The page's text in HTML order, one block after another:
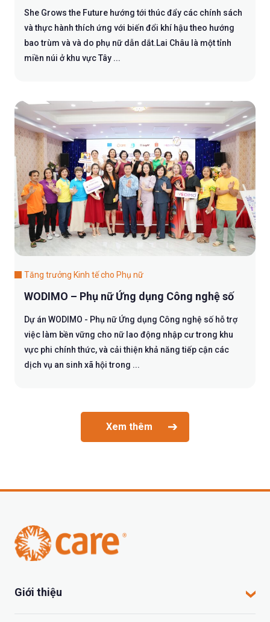
She Grows the Future hướng tới thúc đẩy các chính sách
và thực hành thích ứng với biến đổi khí hậu theo hướng
bao trùm và và do phụ nữ dẫn dắt.Lai Châu là một tỉnh
miền núi ở khu vực Tây ...
Tăng trưởng Kinh tế cho Phụ nữ
WODIMO – Phụ nữ Ứng dụng Công nghệ số
Dự án WODIMO - Phụ nữ Ứng dụng Công nghệ số hỗ trợ
việc làm bền vững cho nữ lao động nhập cư trong khu
vực phi chính thức, và cải thiện khả năng tiếp cận các
dịch vụ an sinh xã hội trong ...
Xem thêm
Giới thiệu